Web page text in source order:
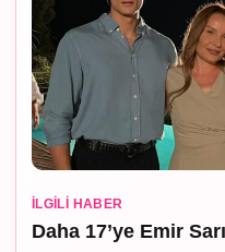
İLGILI HABER
Daha 17’ye Emir